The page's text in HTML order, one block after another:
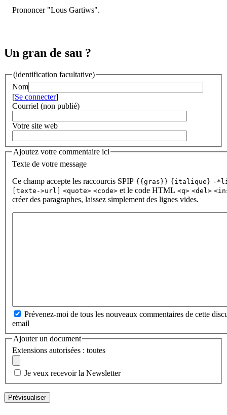
Prononcer "Lous Gartiws".
Un gran de sau ?
(identification facultative)
Nom
[Se connecter]
Courriel (non publié)
Votre site web
Ajoutez votre commentaire ici
Texte de votre message
Ce champ accepte les raccourcis SPIP {{gras}} {italique} -
[texte->url] <quote> <code> et le code HTML <q> <del>
créer des paragraphes, laissez simplement des lignes vides.
Prévenez-moi de tous les nouveaux commentaires de cette
email
Ajouter un document
Extensions autorisées : toutes
Je veux recevoir la Newsletter